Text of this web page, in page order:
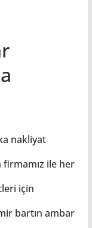
nakliyat
firmamız ile her
için
bartın ambar